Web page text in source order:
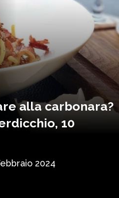
alla carbonara?
10
2024